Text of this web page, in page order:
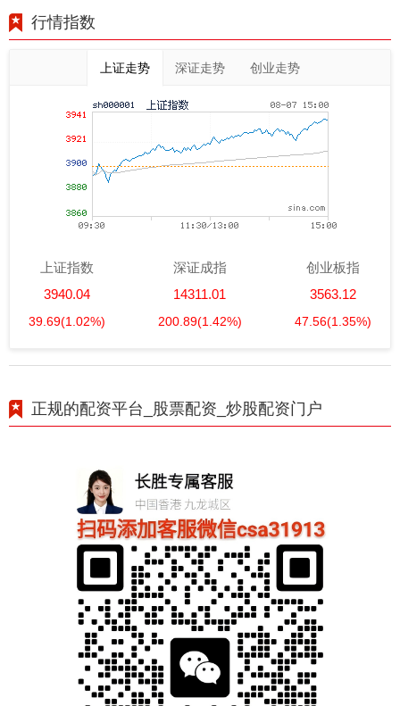
行情指数
上证走势 深证走势 创业走势
上证指数
3940.04
39.69(1.02%)
深证成指
14311.01
200.89(1.42%)
创业板指
3563.12
47.56(1.35%)
正规的配资平台_股票配资_炒股配资门户